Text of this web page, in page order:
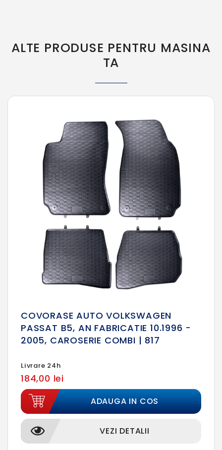
ALTE PRODUSE PENTRU MASINA
TA
COVORASE AUTO VOLKSWAGEN
PASSAT B5, AN FABRICATIE 10.1996 -
2005, CAROSERIE COMBI | 817
Livrare 24h
184,00 lei
ADAUGA IN COS
VEZI DETALII